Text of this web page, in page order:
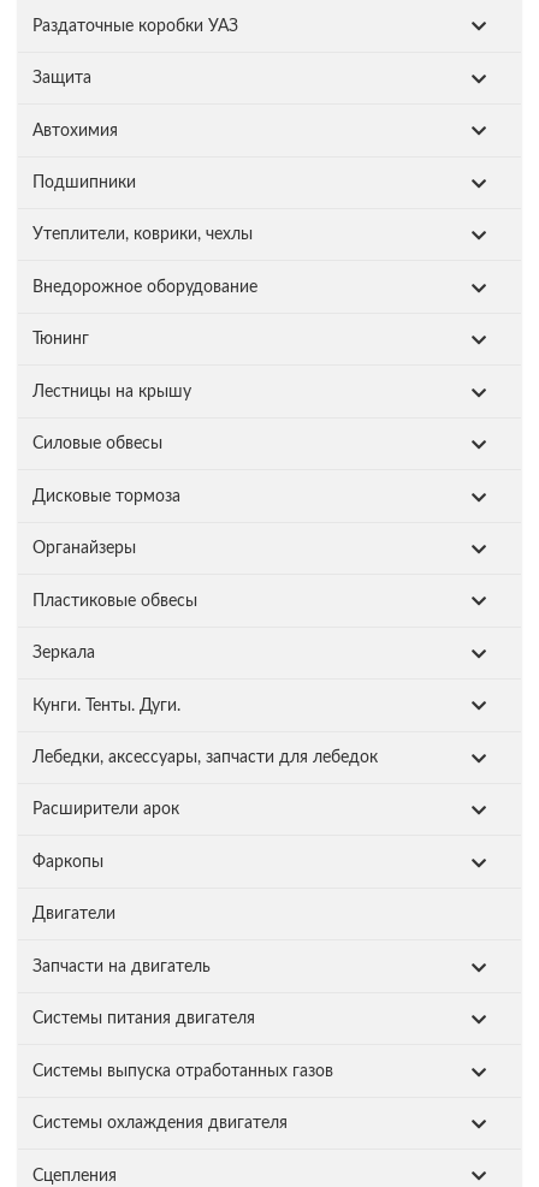
Раздаточные коробки УАЗ
Защита
Автохимия
Подшипники
Утеплители, коврики, чехлы
Внедорожное оборудование
Тюнинг
Лестницы на крышу
Силовые обвесы
Дисковые тормоза
Органайзеры
Пластиковые обвесы
Зеркала
Кунги. Тенты. Дуги.
Лебедки, аксессуары, запчасти для лебедок
Расширители арок
Фаркопы
Двигатели
Запчасти на двигатель
Системы питания двигателя
Системы выпуска отработанных газов
Системы охлаждения двигателя
Сцепления